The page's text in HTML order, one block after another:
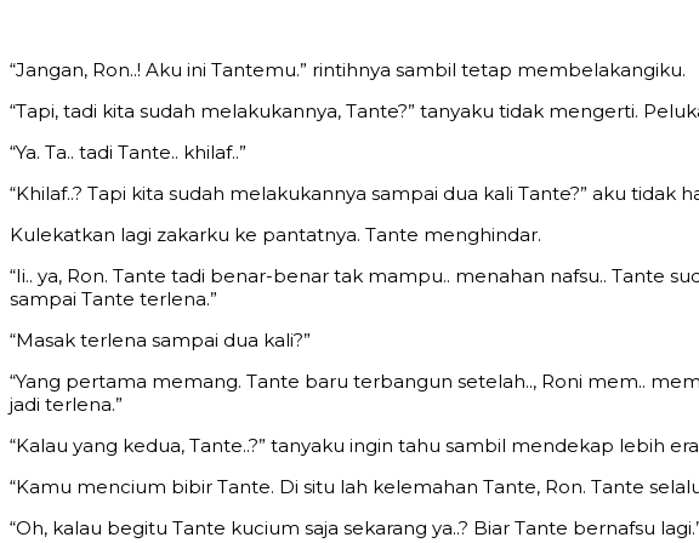
“Jangan, Ron..! Aku ini Tantemu.” rintihnya sambil tetap membelakangiku.
“Tapi, tadi kita sudah melakukannya, Tante?” tanyaku tidak mengerti.
“Ya. Ta.. tadi Tante.. khilaf..”
“Khilaf..? Tapi kita sudah melakukannya sampai dua kali Tante?” aku tidak
Kulekatkan lagi zakarku ke pantatnya. Tante menghindar.
“Ii.. ya, Ron. Tante tadi benar-benar tak mampu.. menahan nafsu.. Tante
sampai Tante terlena.”
“Masak terlena sampai dua kali?”
“Yang pertama memang. Tante baru terbangun setelah.., Roni mem..
jadi terlena.”
“Kalau yang kedua, Tante..?” tanyaku ingin tahu sambil mendekap lebih
“Kamu mencium bibir Tante. Di situ lah kelemahan Tante, Ron. Tante
“Oh, kalau begitu Tante kucium saja sekarang ya..? Biar Tante bernafsu